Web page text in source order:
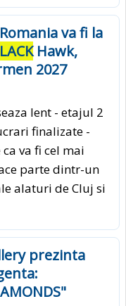
va fi la
Hawk,
2027
lent - etajul 2
finalizate -
va fi cel mai
parte dintr-un
alaturi de Cluj si
prezinta